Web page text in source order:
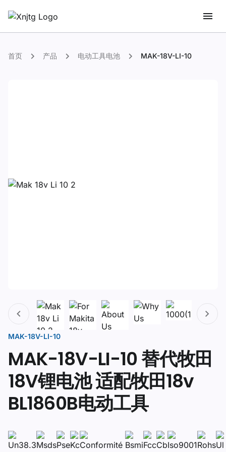
首页 产品 电动工具电池 MAK-18V-LI-10
MAK-18V-LI-10
MAK-18V-LI-10 替代牧田
18V锂电池 适配牧田18v
BL1860B电动工具